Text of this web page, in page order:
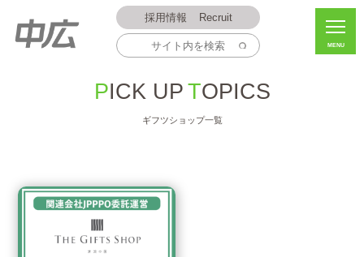
採用情報 Recruit
MENU
PICK UP TOPICS
ギフツショップ一覧